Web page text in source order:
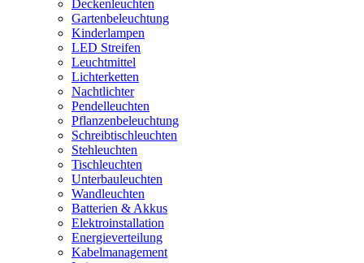
Deckenleuchten
Gartenbeleuchtung
Kinderlampen
LED Streifen
Leuchtmittel
Lichterketten
Nachtlichter
Pendelleuchten
Pflanzenbeleuchtung
Schreibtischleuchten
Stehleuchten
Tischleuchten
Unterbauleuchten
Wandleuchten
Batterien & Akkus
Elektroinstallation
Energieverteilung
Kabelmanagement